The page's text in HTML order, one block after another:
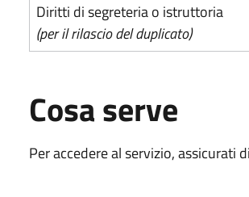
Diritti di segreteria o istruttoria
(per il rilascio del duplicato)
Cosa serve
Per accedere al servizio, assicurati